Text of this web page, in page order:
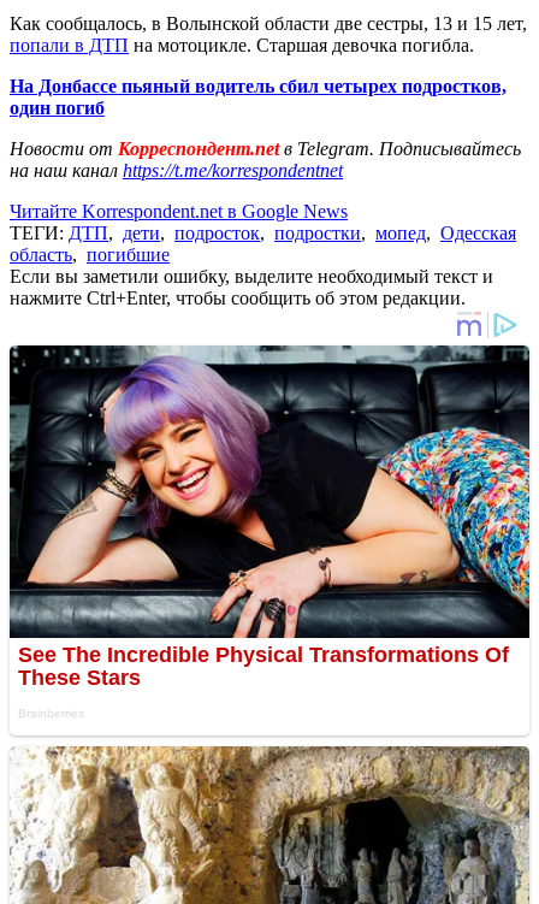
Как сообщалось, в Волынской области две сестры, 13 и 15 лет,
попали в ДТП на мотоцикле. Старшая девочка погибла.
На Донбассе пьяный водитель сбил четырех подростков,
один погиб
Новости от Корреспондент.netв Telegram. Подписывайтесь
на наш канал https://t.me/korrespondentnet
Читайте Korrespondent.net в Google News
ТЕГИ: ДТП, дети, подросток, подростки, мопед, Одесская
область, погибшие
Если вы заметили ошибку, выделите необходимый текст и
нажмите Ctrl+Enter, чтобы сообщить об этом редакции.